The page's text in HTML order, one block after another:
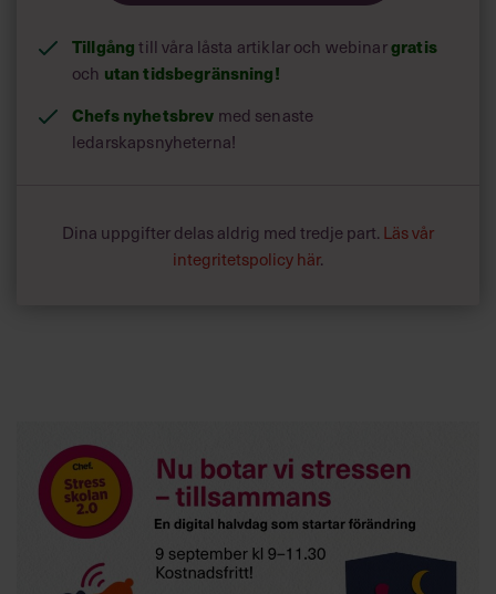
Tillgångtill våra låsta artiklar och webinargratis
och utan tidsbegränsning!
Chefs nyhetsbrev med senaste
ledarskapsnyheterna!
Dina uppgifter delas aldrig med tredje part. Läs vår
integritetspolicy här.